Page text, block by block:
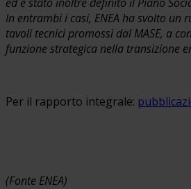
In entrambi i casi, ENEA ha svolto un
tavoli tecnici promossi dal MASE, a
funzione strategica nella transizione
Per il rapporto integrale:
(Fonte ENEA)